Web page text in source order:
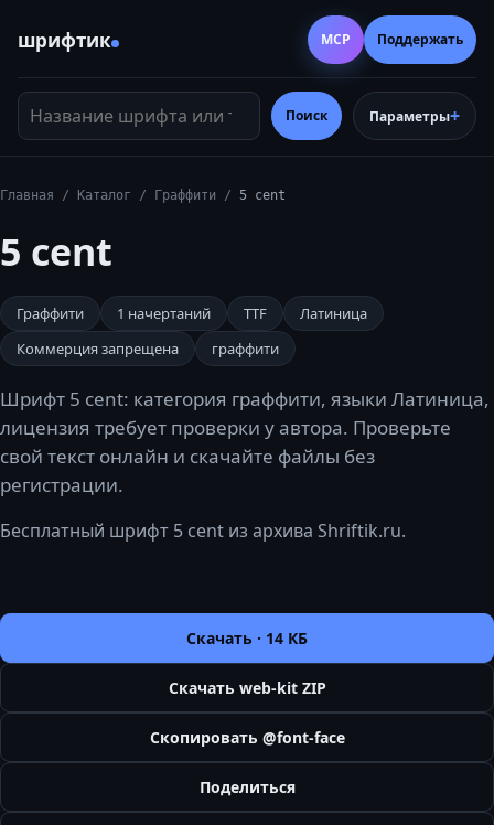
шрифтик
Название шрифта или тег
Поиск Параметры
MCP Поддержать
Главная / Каталог / Граффити / 5 cent
5 cent
Граффити 1 начертаний TTF
Латиница
Коммерция запрещена
граффити
Шрифт 5 cent: категория граффити, языки Латиница,
лицензия требует проверки у автора. Проверьте
свой текст онлайн и скачайте файлы без
регистрации.
Бесплатный шрифт 5 cent из архива Shriftik.ru.
Скачать · 14 КБ
Скачать web-kit ZIP
Скопировать @font-face
Поделиться